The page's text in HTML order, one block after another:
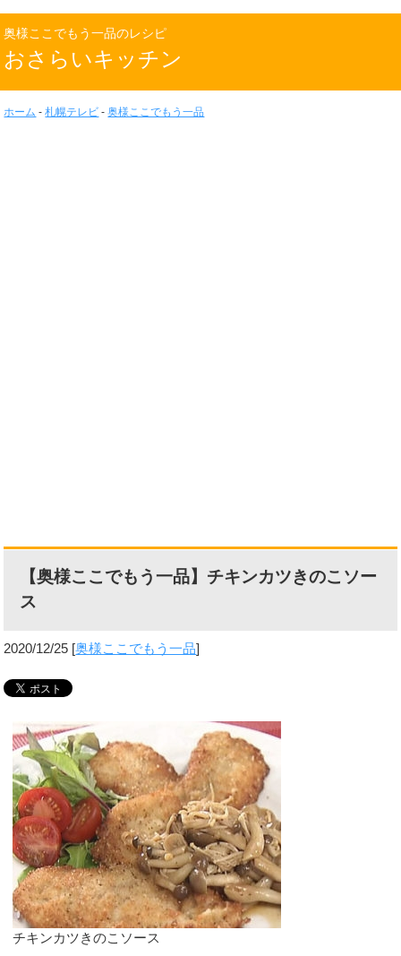
奥様ここでもう一品のレシピ
おさらいキッチン
ホーム -札幌テレビ -奥様ここでもう一品
【奥様ここでもう一品】チキンカツきのこソー
ス
2020/12/25 [奥様ここでもう一品]
チキンカツきのこソース